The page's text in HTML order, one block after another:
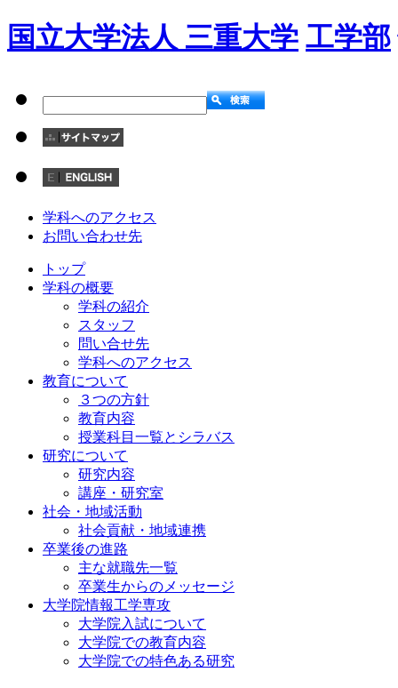
国立大学法人 三重大学 工学部
学科へのアクセス
お問い合わせ先
トップ
学科の概要
学科の紹介
スタッフ
問い合せ先
学科へのアクセス
教育について
３つの方針
教育内容
授業科目一覧とシラバス
研究について
研究内容
講座・研究室
社会・地域活動
社会貢献・地域連携
卒業後の進路
主な就職先一覧
卒業生からのメッセージ
大学院情報工学専攻
大学院入試について
大学院での教育内容
大学院での特色ある研究